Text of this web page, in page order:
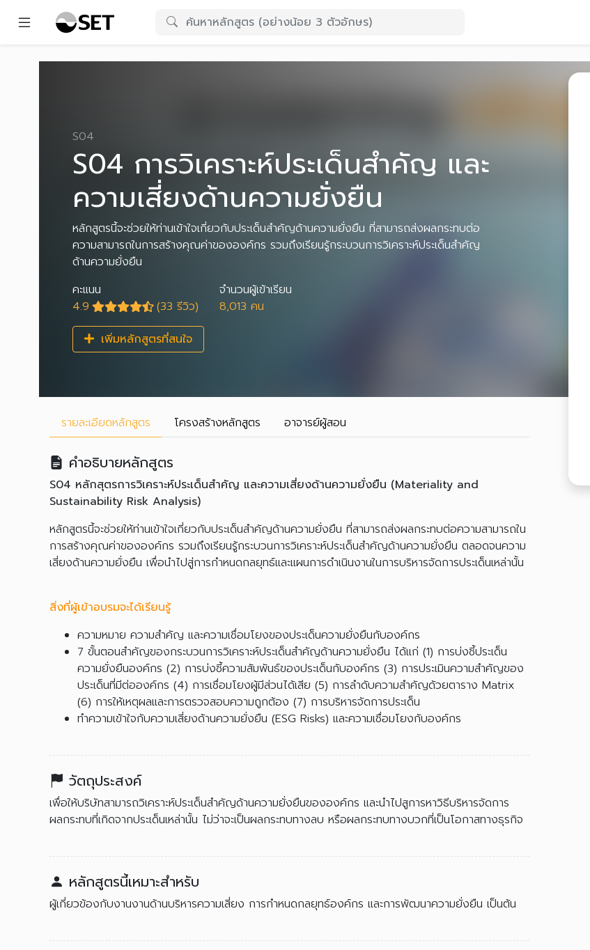
S04
S04 การวิเคราะห์ประเด็นสำคัญ และ
ความเสี่ยงด้านความยั่งยืน
หลักสูตรนี้จะช่วยให้ท่านเข้าใจเกี่ยวกับประเด็นสำคัญด้านความยั่งยืน ที่สามารถส่งผลกระทบต่อ
ความสามารถในการสร้างคุณค่าขององค์กร รวมถึงเรียนรู้กระบวนการวิเคราะห์ประเด็นสำคัญ
ด้านความยั่งยืน
คะแนน
4.9
(33 รีวิว)
จำนวนผู้เข้าเรียน
8,013 คน
เพิ่มหลักสูตรที่สนใจ
รายละเอียดหลักสูตร โครงสร้างหลักสูตร อาจารย์ผู้สอน
คำอธิบายหลักสูตร
S04 หลักสุตรการวิเคราะห์ประเด็นสำคัญ และความเสี่ยงด้านความยั่งยืน (Materiality and
Sustainability Risk Analysis)
หลักสูตรนี้จะช่วยให้ท่านเข้าใจเกี่ยวกับประเด็นสำคัญด้านความยั่งยืน ที่สามารถส่งผลกระทบต่อความสามารถใน
การสร้างคุณค่าขององค์กร รวมถึงเรียนรู้กระบวนการวิเคราะห์ประเด็นสำคัญด้านความยั่งยืน ตลอดจนความ
เสี่ยงด้านความยั่งยืน เพื่อนำไปสู่การกำหนดกลยุทธ์และแผนการดำเนินงานในการบริหารจัดการประเด็นเหล่านั้น
สิ่งที่ผู้เข้าอบรมจะได้เรียนรู้
ความหมาย ความสำคัญ และความเชื่อมโยงของประเด็นความยั่งยืนกับองค์กร
7 ขั้นตอนสำคัญของกระบวนการวิเคราะห์ประเด็นสำคัญด้านความยั่งยืน ได้แก่ (1) การบ่งชี้ประเด็น
ความยั่งยืนองค์กร (2) การบ่งชี้ความสัมพันธ์ของประเด็นกับองค์กร (3) การประเมินความสำคัญของ
ประเด็นที่มีต่อองค์กร (4) การเชื่อมโยงผู้มีส่วนได้เสีย (5) การลำดับความสำคัญด้วยตาราง Matrix
(6) การให้เหตุผลและการตรวจสอบความถูกต้อง (7) การบริหารจัดการประเด็น
ทำความเข้าใจกับความเสี่ยงด้านความยั่งยืน (ESG Risks) และความเชื่อมโยงกับองค์กร
วัตถุประสงค์
เพื่อให้บริษัทสามารถวิเคราะห์ประเด็นสำคัญด้านความยั่งยืนขององค์กร และนำไปสูการหาวิธีบริหารจัดการ
ผลกระทบที่เกิดจากประเด็นเหล่านั้น ไม่ว่าจะเป็นผลกระทบทางลบ หรือผลกระทบทางบวกที่เป็นโอกาสทางธุรกิจ
หลักสูตรนี้เหมาะสำหรับ
ผู้เกี่ยวข้องกับงานงานด้านบริหารความเสี่ยง การกำหนดกลยุทธ์องค์กร และการพัฒนาความยั่งยืน เป็นต้น